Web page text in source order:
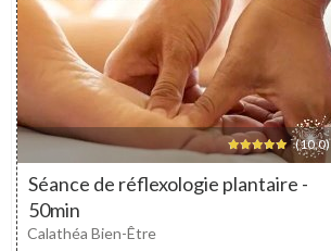
(10,0)
Séance de réflexologie plantaire -
50min
Calathéa Bien-Être